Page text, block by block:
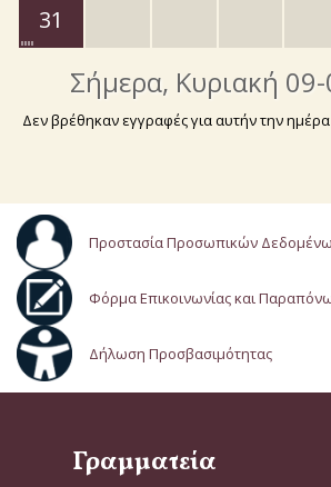
31
Σήμερα, Κυριακή
Δεν βρέθηκαν εγγραφές για αυτήν την ημέρα
Προστασία Προσωπικών
Φόρμα Επικοινωνίας και
Δήλωση Προσβασιμότητας
Γραμματεία